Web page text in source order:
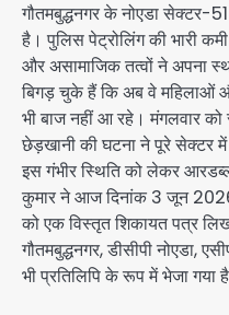
गौतमबुद्धनगर के नोएडा सेक्टर-
है। पुलिस पेट्रोलिंग की भारी
और असामाजिक तत्वों ने अपना
बिगड़ चुके हैं कि अब वे महिलाओं
भी बाज नहीं आ रहे। मंगलवार
छेड़खानी की घटना ने पूरे सेक्टर
इस गंभीर स्थिति को लेकर
कुमार ने आज दिनांक 3 जून
को एक विस्तृत शिकायत पत्र
गौतमबुद्धनगर, डीसीपी नोएडा,
भी प्रतिलिपि के रूप में भेजा गया